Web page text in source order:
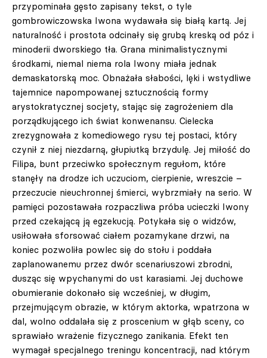
przypominała gęsto zapisany tekst, o tyle
gombrowiczowska Iwona wydawała się białą kartą. Jej
naturalność i prostota odcinały się grubą kreską od póz i
minoderii dworskiego tła. Grana minimalistycznymi
środkami, niemal niema rola Iwony miała jednak
demaskatorską moc. Obnażała słabości, lęki i wstydliwe
tajemnice napompowanej sztucznością formy
arystokratycznej socjety, stając się zagrożeniem dla
porządkującego ich świat konwenansu. Cielecka
zrezygnowała z komediowego rysu tej postaci, który
czynił z niej niezdarną, głupiutką brzydulę. Jej miłość do
Filipa, bunt przeciwko społecznym regułom, które
stanęły na drodze ich uczuciom, cierpienie, wreszcie –
przeczucie nieuchronnej śmierci, wybrzmiały na serio. W
pamięci pozostawała rozpaczliwa próba ucieczki Iwony
przed czekającą ją egzekucją. Potykała się o widzów,
usiłowała sforsować ciałem pozamykane drzwi, na
koniec pozwoliła powlec się do stołu i poddała
zaplanowanemu przez dwór scenariuszowi zbrodni,
dusząc się wpychanymi do ust karasiami. Jej duchowe
obumieranie dokonało się wcześniej, w długim,
przejmującym obrazie, w którym aktorka, wpatrzona w
dal, wolno oddalała się z proscenium w głąb sceny, co
sprawiało wrażenie fizycznego zanikania. Efekt ten
wymagał specjalnego treningu koncentracji, nad którym